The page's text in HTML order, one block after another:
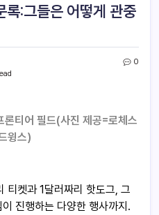
록:그들은 어떻게 관중
0
론티어 필드(사진 제공=로체스
윙스)
티켓과 1달러짜리 핫도그, 그
진행하는 다양한 행사까지.